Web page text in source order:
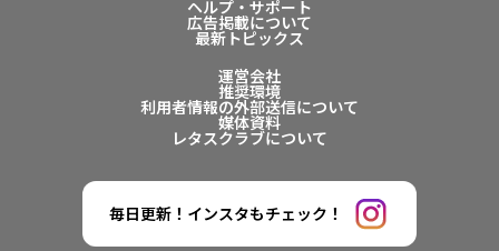
ヘルプ・サポート
広告掲載について
最新トピックス
運営会社
推奨環境
利用者情報の外部送信について
媒体資料
レタスクラブについて
毎日更新！インスタもチェック！